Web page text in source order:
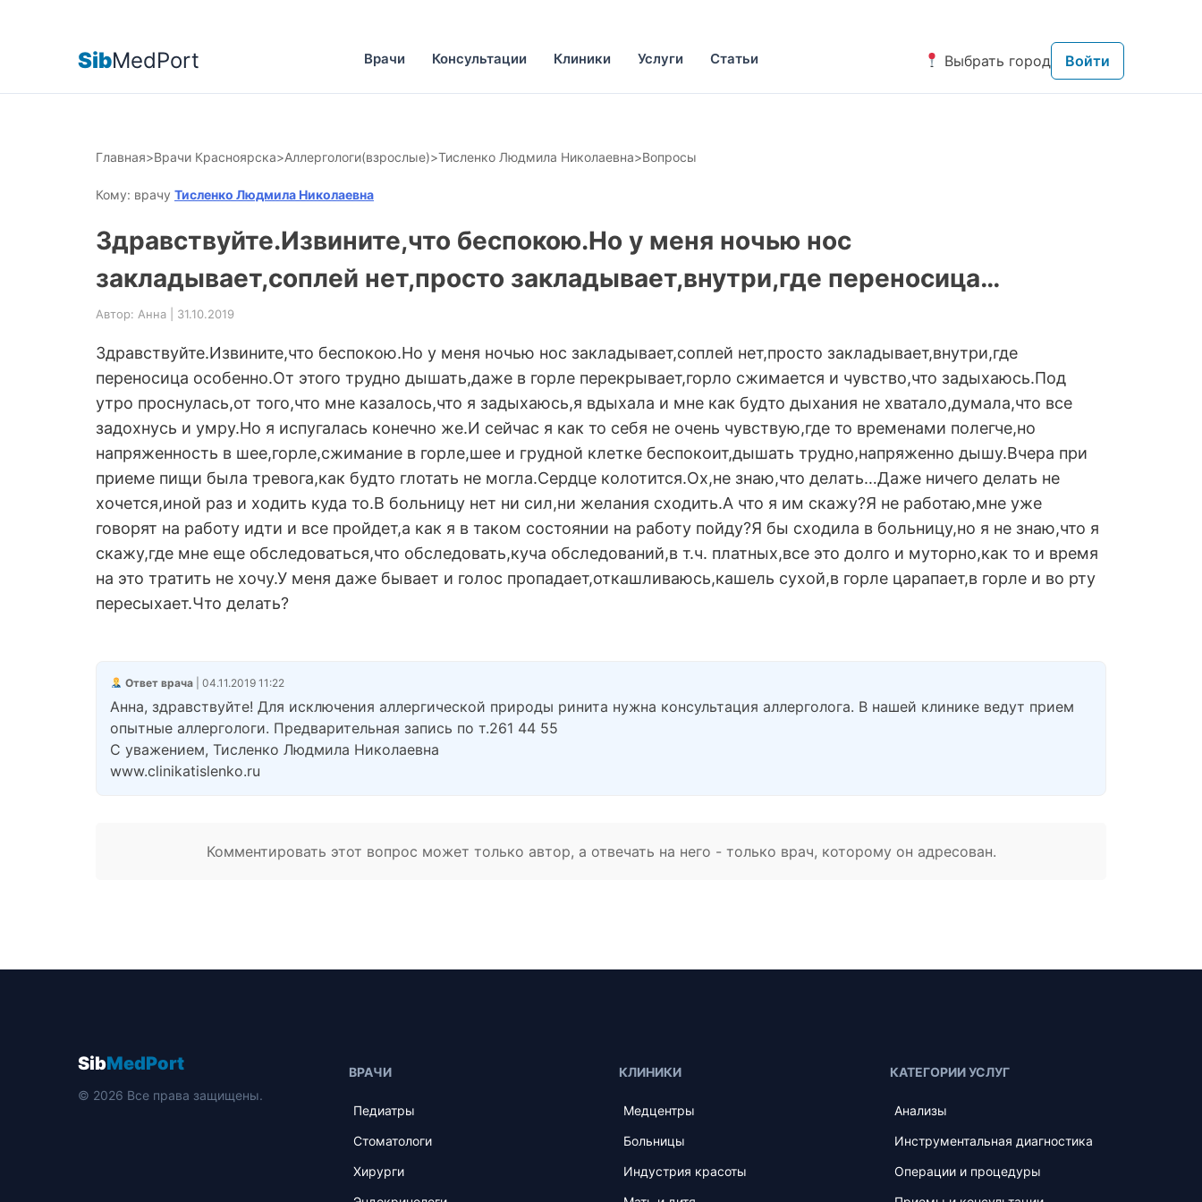
SibMedPort Врачи Консультации Клиники Услуги Статьи Выбрать город Войти
Главная>Врачи Красноярска>Аллергологи(взрослые)>Тисленко Людмила Николаевна>Вопросы
Кому: врачу Тисленко Людмила Николаевна
Здравствуйте.Извините,что беспокою.Но у меня ночью нос
закладывает,соплей нет,просто закладывает,внутри,где переносица…
Автор: Анна | 31.10.2019
Здравствуйте.Извините,что беспокою.Но у меня ночью нос закладывает,соплей нет,просто закладывает,внутри,где
переносица особенно.От этого трудно дышать,даже в горле перекрывает,горло сжимается и чувство,что задыхаюсь.Под
утро проснулась,от того,что мне казалось,что я задыхаюсь,я вдыхала и мне как будто дыхания не хватало,думала,что все
задохнусь и умру.Но я испугалась конечно же.И сейчас я как то себя не очень чувствую,где то временами полегче,но
напряженность в шее,горле,сжимание в горле,шее и грудной клетке беспокоит,дышать трудно,напряженно дышу.Вчера при
приеме пищи была тревога,как будто глотать не могла.Сердце колотится.Ох,не знаю,что делать…Даже ничего делать не
хочется,иной раз и ходить куда то.В больницу нет ни сил,ни желания сходить.А что я им скажу?Я не работаю,мне уже
говорят на работу идти и все пройдет,а как я в таком состоянии на работу пойду?Я бы сходила в больницу,но я не знаю,что я
скажу,где мне еще обследоваться,что обследовать,куча обследований,в т.ч. платных,все это долго и муторно,как то и время
на это тратить не хочу.У меня даже бывает и голос пропадает,откашливаюсь,кашель сухой,в горле царапает,в горле и во рту
пересыхает.Что делать?
Ответ врача| 04.11.2019 11:22
Анна, здравствуйте! Для исключения аллергической природы ринита нужна консультация аллерголога. В нашей клинике ведут прием
опытные аллергологи. Предварительная запись по т.261 44 55
С уважением, Тисленко Людмила Николаевна
www.clinikatislenko.ru
Комментировать этот вопрос может только автор, а отвечать на него - только врач, которому он адресован.
SibMedPort
© 2026 Все права защищены.
ВРАЧИ
Педиатры
Стоматологи
Хирурги
КЛИНИКИ
Медцентры
Больницы
Индустрия красоты
КАТЕГОРИИ УСЛУГ
Анализы
Инструментальная диагностика
Операции и процедуры